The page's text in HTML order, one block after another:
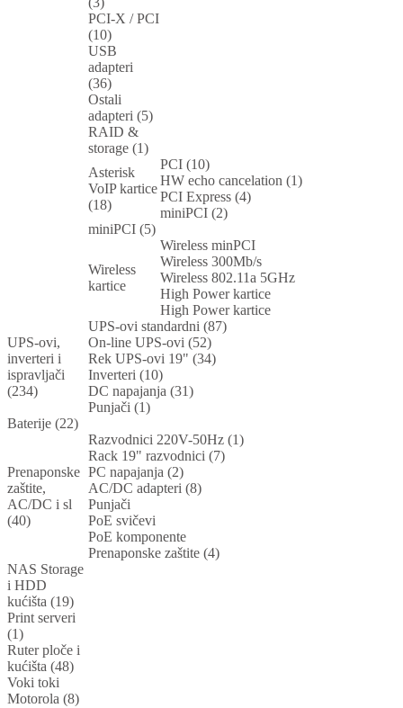
PCI-X / PCI
(10)
USB
adapteri
(36)
Ostali
adapteri (5)
RAID &
storage (1)
Asterisk
VoIP kartice
(18)
PCI (10)
HW echo cancelation (1)
PCI Express (4)
miniPCI (2)
miniPCI (5)
Wireless
kartice
Wireless minPCI
Wireless 300Mb/s
Wireless 802.11a 5GHz
High Power kartice
High Power kartice
UPS-ovi,
inverteri i
ispravljači
(234)
UPS-ovi standardni (87)
On-line UPS-ovi (52)
Rek UPS-ovi 19" (34)
Inverteri (10)
DC napajanja (31)
Punjači (1)
Baterije (22)
Prenaponske
zaštite,
AC/DC i sl
(40)
Razvodnici 220V-50Hz (1)
Rack 19" razvodnici (7)
PC napajanja (2)
AC/DC adapteri (8)
Punjači
PoE svičevi
PoE komponente
Prenaponske zaštite (4)
NAS Storage
i HDD
kućišta (19)
Print serveri
(1)
Ruter ploče i
kućišta (48)
Voki toki
Motorola (8)